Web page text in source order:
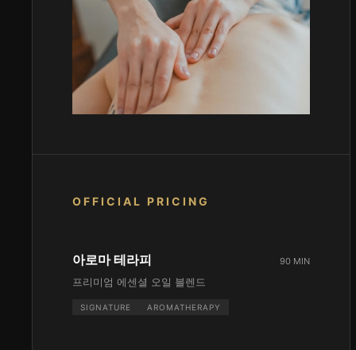
OFFICIAL PRICING
아로마 테라피
프리미엄 에센셜 오일 블렌드
SIGNATURE AROMATHERAPY
90 MIN